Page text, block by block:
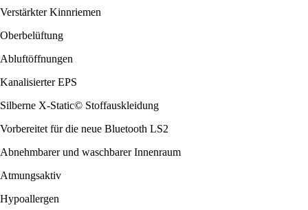
Verstärkter Kinnriemen
Oberbelüftung
Abluftöffnungen
Kanalisierter EPS
Silberne X-Static© Stoffauskleidung
Vorbereitet für die neue Bluetooth LS2
Abnehmbarer und waschbarer Innenraum
Atmungsaktiv
Hypoallergen